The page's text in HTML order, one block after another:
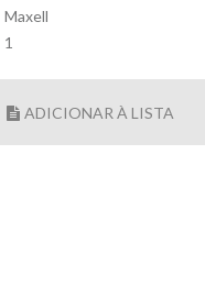
Maxell
1
ADICIONAR À LISTA